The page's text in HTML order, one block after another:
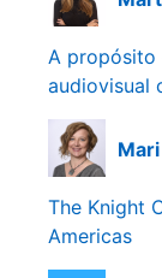
A propósito
audiovisual
The Knight
Americas